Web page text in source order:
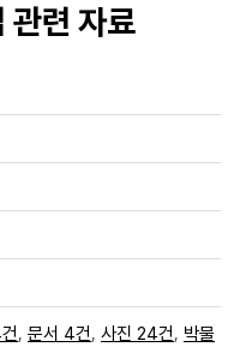
련 자료
문서 4건 사진 24건
박물